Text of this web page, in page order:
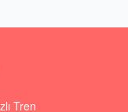
Tren